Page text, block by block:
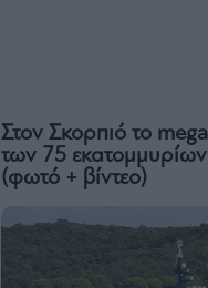
Στον Σκορπιό το
των 75
(φωτό + βίντεο)